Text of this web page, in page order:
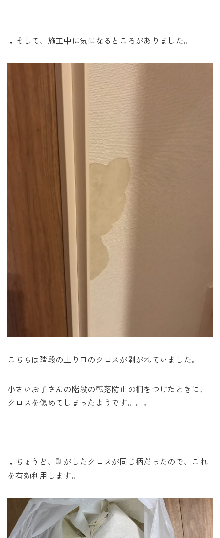
↓そして、施工中に気になるところがありました。
こちらは階段の上り口のクロスが剥がれていました。
小さいお子さんの階段の転落防止の柵をつけたときに、
クロスを傷めてしまったようです。。。
↓ちょうど、剥がしたクロスが同じ柄だったので、これ
を有効利用します。